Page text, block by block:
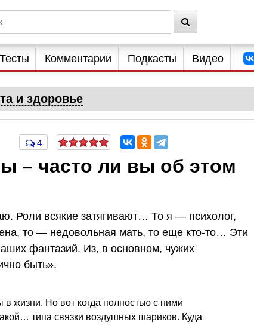
Тесты Комментарии Подкасты Видео
и здоровье
4
– часто ли вы об этом
Роли всякие затягивают… То я — психолог,
то — недовольная мать, то еще кто-то… Эти
фантазий. Из, в основном, чужих
быть».
жизни. Но вот когда полностью с ними
типа связки воздушных шариков. Куда